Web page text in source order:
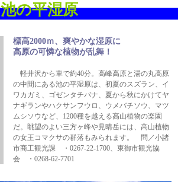
池の平湿原
標高2000ｍ、爽やかな湿原に
高原の可憐な植物が乱舞 ！
軽井沢から車で約40分。高峰高原と湯の丸高原
の中間にある池の平湿原は、初夏のスズラン、イ
ワカガミ、ゴゼンタチバナ、夏から秋にかけてヤ
ナギランやハクサンフウロ、ウメバチソウ、マツ
ムシソウなど、1200種を越える高山植物の楽園
だ。眺望のよい三方ヶ峰や見晴岳には、高山植物
の女王コマクサの群落もみられます。 問／小諸
市商工観光課 ・0267-22-1700、東御市観光協
会 ・0268-62-7701